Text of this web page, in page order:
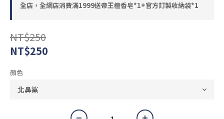
全店，全網店消費滿1999送帝王檀香皂*1+官方訂製收納袋*1
NT$250
NT$250
顏色